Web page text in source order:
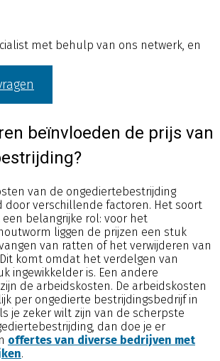
met behulp van ons netwerk, en
beïnvloeden de prijs van
van de ongediertebestrijding
verschillende factoren. Het soort
belangrijke rol: voor het
liggen de prijzen een stuk
van ratten of het verwijderen van
komt omdat het verdelgen van
ingewikkelder is. Een andere
de arbeidskosten. De arbeidskosten
per ongedierte bestrijdingsbedrijf in
je zeker wilt zijn van de scherpste
dan doe je er
offertes van diverse bedrijven met
.